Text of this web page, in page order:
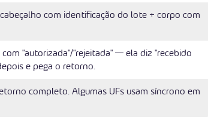
com identificação do lote + corpo com
"autorizada"/"rejeitada" — ela diz "recebido
e pega o retorno.
completo. Algumas UFs usam síncrono em